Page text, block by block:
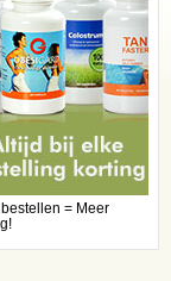
= Meer